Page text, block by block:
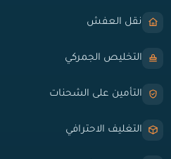
نقل العفش
التخليص الجمركي
التأمين على الشحنات
التغليف الاحترافي